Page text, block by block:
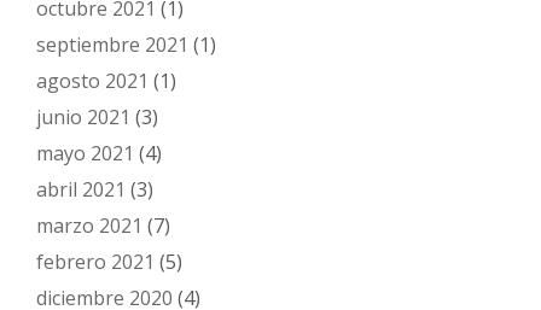
octubre 2021 (1)
septiembre 2021 (1)
agosto 2021 (1)
junio 2021 (3)
mayo 2021 (4)
abril 2021 (3)
marzo 2021 (7)
febrero 2021 (5)
diciembre 2020 (4)